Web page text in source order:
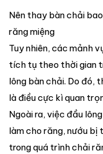
Nên thay bàn chải
răng miệng
Tuy nhiên, các mảnh
tích tụ theo thời gian
lông bàn chải. Do đó,
là điều cực kì quan
Ngoài ra, việc đầu
làm cho răng, nướu
trong quá trình chải